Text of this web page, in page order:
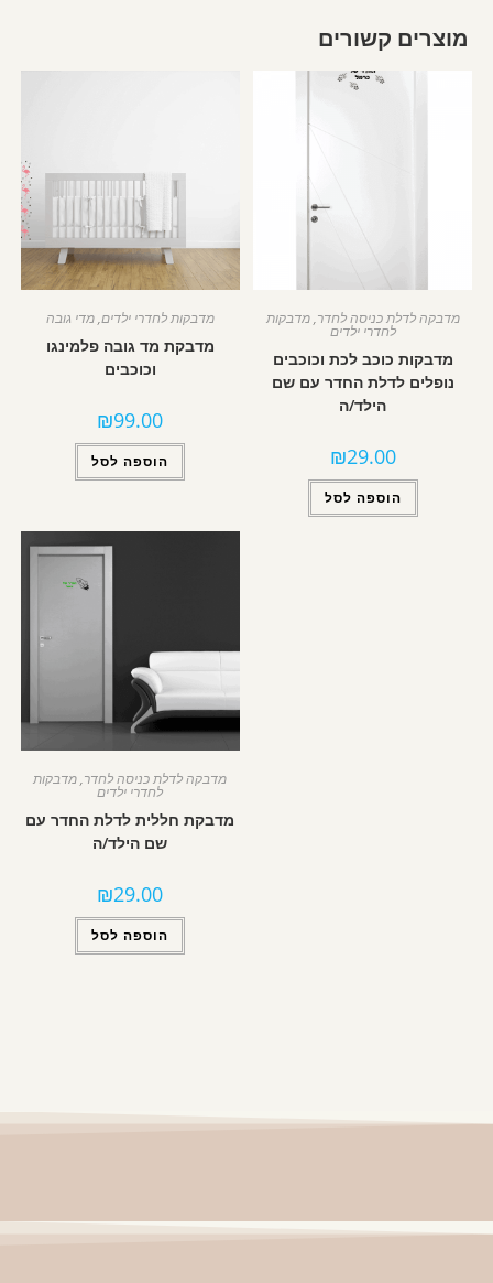
מוצרים קשורים
מדבקות לחדרי ילדים,מדי גובה
מדבקת מד גובה פלמינגו
וכוכבים
₪99.00
הוספה לסל
מדבקה לדלת כניסה לחדר,מדבקות
לחדרי ילדים
מדבקות כוכב לכת וכוכבים
נופלים לדלת החדר עם שם
הילד/ה
₪29.00
הוספה לסל
מדבקה לדלת כניסה לחדר,מדבקות
לחדרי ילדים
מדבקת חללית לדלת החדר עם
שם הילד/ה
₪29.00
הוספה לסל